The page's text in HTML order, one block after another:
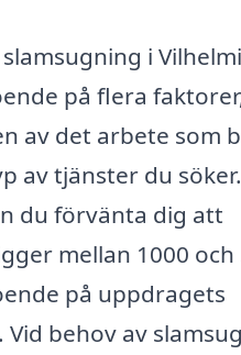
i
på flera
av det arbete som
av tjänster du söker.
du förvänta dig att
mellan 1000 och
på uppdragets
behov av